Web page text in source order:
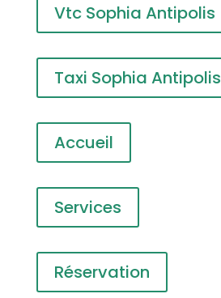
Vtc Sophia Antipolis
Taxi Sophia Antipolis
Accueil
Services
Réservation